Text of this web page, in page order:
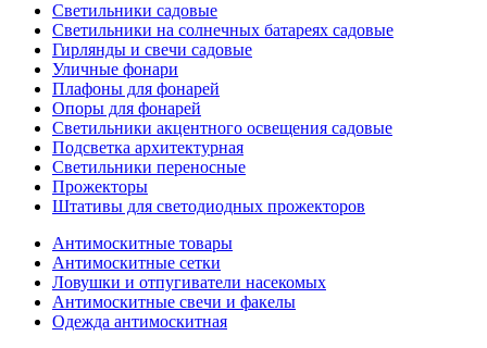
Светильники садовые
Светильники на солнечных батареях садовые
Гирлянды и свечи садовые
Уличные фонари
Плафоны для фонарей
Опоры для фонарей
Светильники акцентного освещения садовые
Подсветка архитектурная
Светильники переносные
Прожекторы
Штативы для светодиодных прожекторов
Антимоскитные товары
Антимоскитные сетки
Ловушки и отпугиватели насекомых
Антимоскитные свечи и факелы
Одежда антимоскитная